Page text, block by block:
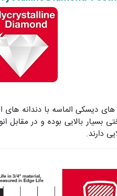
دیسکی الماسه با دندانه های
بسیار بالایی بوده و در
دارند.